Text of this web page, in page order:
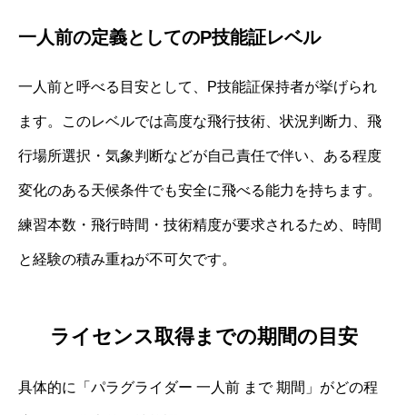
一人前の定義としてのP技能証レベル
一人前と呼べる目安として、P技能証保持者が挙げられ
ます。このレベルでは高度な飛行技術、状況判断力、飛
行場所選択・気象判断などが自己責任で伴い、ある程度
変化のある天候条件でも安全に飛べる能力を持ちます。
練習本数・飛行時間・技術精度が要求されるため、時間
と経験の積み重ねが不可欠です。
ライセンス取得までの期間の目安
具体的に「パラグライダー 一人前 まで 期間」がどの程